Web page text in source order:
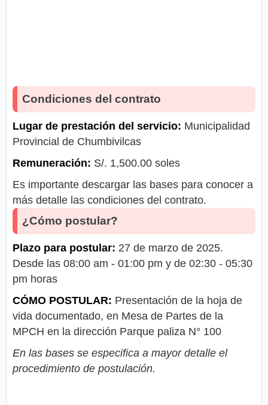
Condiciones del contrato
Lugar de prestación del servicio: Municipalidad
Provincial de Chumbivilcas
Remuneración: S/. 1,500.00 soles
Es importante descargar las bases para conocer a
más detalle las condiciones del contrato.
¿Cómo postular?
Plazo para postular: 27 de marzo de 2025.
Desde las 08:00 am - 01:00 pm y de 02:30 - 05:30
pm horas
CÓMO POSTULAR: Presentación de la hoja de
vida documentado, en Mesa de Partes de la
MPCH en la dirección Parque paliza N° 100
En las bases se especifica a mayor detalle el
procedimiento de postulación.